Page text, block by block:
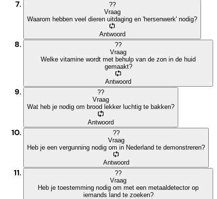
??
Vraag
Waarom hebben veel dieren uitdaging en 'hersenwerk' nodig?
Antwoord
??
Vraag
Welke vitamine wordt met behulp van de zon in de huid
gemaakt?
Antwoord
??
Vraag
Wat heb je nodig om brood lekker luchtig te bakken?
Antwoord
??
Vraag
Heb je een vergunning nodig om in Nederland te demonstreren?
Antwoord
??
Vraag
Heb je toestemming nodig om met een metaaldetector op
iemands land te zoeken?